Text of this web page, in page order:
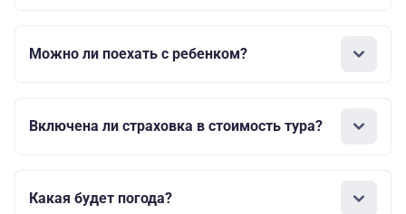
Можно ли поехать с ребенком?
Включена ли страховка в стоимость тура?
Какая будет погода?